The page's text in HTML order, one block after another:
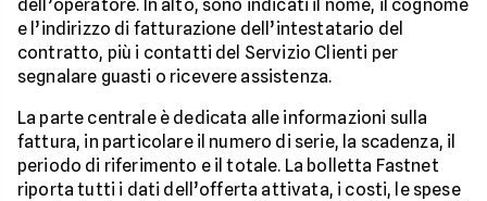
dell’operatore. In alto, sono indicati il nome, il cognome
e l’indirizzo di fatturazione dell’intestatario del
contratto, più i contatti del Servizio Clienti per
segnalare guasti o ricevere assistenza.
La parte centrale è dedicata alle informazioni sulla
fattura, in particolare il numero di serie, la scadenza, il
periodo di riferimento e il totale. La bolletta Fastnet
riporta tutti i dati dell’offerta attivata, i costi, le spese